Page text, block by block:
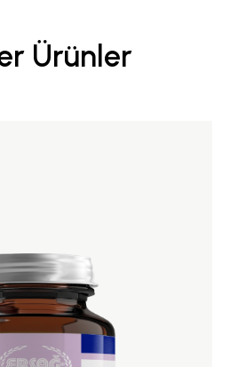
Ürünler